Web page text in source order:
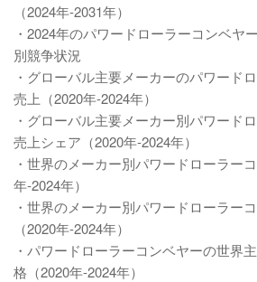
（2024年-2031年）
・2024年のパワードローラーコンベヤ
別競争状況
・グローバル主要メーカーのパワード
売上（2020年-2024年）
・グローバル主要メーカー別パワード
売上シェア（2020年-2024年）
・世界のメーカー別パワードローラー
年-2024年）
・世界のメーカー別パワードローラー
（2020年-2024年）
・パワードローラーコンベヤーの世界
格（2020年-2024年）